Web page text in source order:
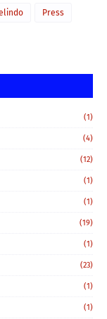
Press
(1)
(4)
(12)
(1)
(1)
(19)
(1)
(23)
(1)
(1)